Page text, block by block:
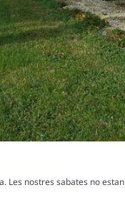
Les nostres sabates no estan